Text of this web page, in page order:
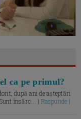
ca pe primul?
după ani de așteptări
însărc... | Raspunde |